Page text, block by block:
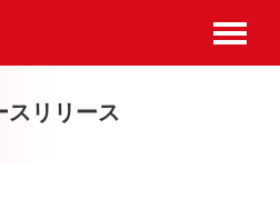
スリリース